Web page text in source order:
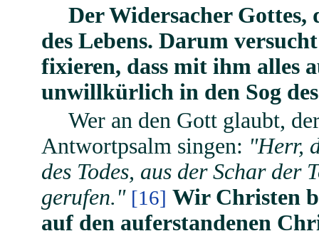
Der Widersacher Gottes,
des Lebens. Darum
fixieren, dass mit ihm alles
unwillkürlich in den Sog des
Wer an den Gott glaubt,
Antwortpsalm singen: "Herr,
des Todes, aus der Schar der
gerufen." [16] Wir Christen
auf den auferstandenen